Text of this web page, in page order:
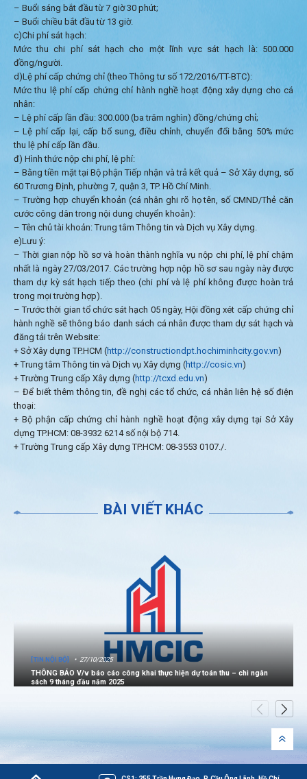
– Buổi sáng bắt đầu từ 7 giờ 30 phút;
– Buổi chiều bắt đầu từ 13 giờ.
c)Chi phí sát hạch:
Mức thu chi phí sát hạch cho một lĩnh vực sát hạch là: 500.000
đồng/người.
d)Lệ phí cấp chứng chỉ (theo Thông tư số 172/2016/TT-BTC):
Mức thu lệ phí cấp chứng chỉ hành nghề hoạt động xây dựng cho cá
nhân:
– Lệ phí cấp lần đầu: 300.000 (ba trăm nghìn) đồng/chứng chỉ;
– Lệ phí cấp lại, cấp bổ sung, điều chỉnh, chuyển đổi bằng 50% mức
thu lệ phí cấp lần đầu.
đ) Hình thức nộp chi phí, lệ phí:
– Bằng tiền mặt tại Bộ phận Tiếp nhận và trả kết quả – Sở Xây dựng, số
60 Trương Định, phường 7, quận 3, TP. Hồ Chí Minh.
– Trường hợp chuyển khoản (cá nhân ghi rõ họ tên, số CMND/Thẻ căn
cước công dân trong nội dung chuyển khoản):
– Tên chủ tài khoản: Trung tâm Thông tin và Dịch vụ Xây dựng.
e)Lưu ý:
– Thời gian nộp hồ sơ và hoàn thành nghĩa vụ nộp chi phí, lệ phí chậm
nhất là ngày 27/03/2017. Các trường hợp nộp hồ sơ sau ngày này được
tham dự kỳ sát hạch tiếp theo (chi phí và lệ phí không được hoàn trả
trong mọi trường hợp).
– Trước thời gian tổ chức sát hạch 05 ngày, Hội đồng xét cấp chứng chỉ
hành nghề sẽ thông báo danh sách cá nhân được tham dự sát hạch và
đăng tải trên Website:
+ Sở Xây dựng TP.HCM (http://constructiondpt.hochiminhcity.gov.vn)
+ Trung tâm Thông tin và Dịch vụ Xây dựng (http://cosic.vn)
+ Trường Trung cấp Xây dựng (http://tcxd.edu.vn)
– Để biết thêm thông tin, đề nghị các tổ chức, cá nhân liên hệ số điện
thoại:
+ Bộ phận cấp chứng chỉ hành nghề hoạt động xây dựng tại Sở Xây
dựng TP.HCM: 08-3932 6214 số nội bộ 714.
+ Trường Trung cấp Xây dựng TP.HCM: 08-3553 0107./.
BÀI VIẾT KHÁC
[TIN NỘI BỘ] 27/10/2025
THÔNG BÁO V/v báo cáo công khai thực hiện dự toán thu – chi ngân
sách 9 tháng đầu năm 2025